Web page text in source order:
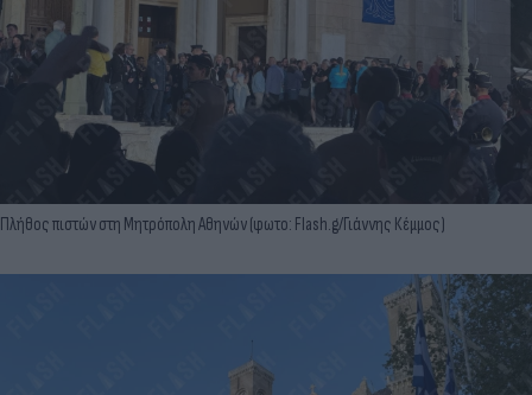
Πλήθος πιστών στη Μητρόπολη Αθηνών (φωτο: Flash.g/Γιάννης Κέμμος)